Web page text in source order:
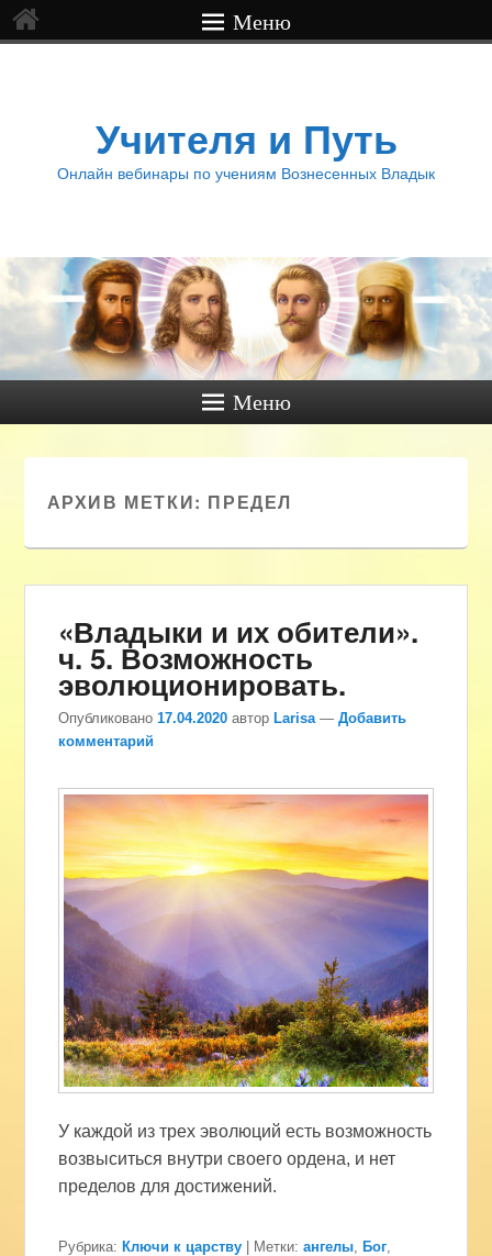
Меню
Учителя и Путь
Онлайн вебинары по учениям Вознесенных Владык
Меню
АРХИВ МЕТКИ: ПРЕДЕЛ
«Владыки и их обители».
ч. 5. Возможность
эволюционировать.
Опубликовано17.04.2020 автор Larisa —Добавить
комментарий
У каждой из трех эволюций есть возможность
возвыситься внутри своего ордена, и нет
пределов для достижений.
Рубрика: Ключи к царству | Метки: ангелы ,Бог